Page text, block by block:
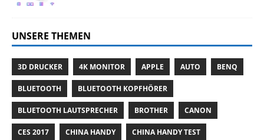
UNSERE THEMEN
3D DRUCKER 4K MONITOR APPLE AUTO BENQ
BLUETOOTH BLUETOOTH KOPFHÖRER
BLUETOOTH LAUTSPRECHER BROTHER CANON
CES 2017 CHINA HANDY CHINA HANDY TEST